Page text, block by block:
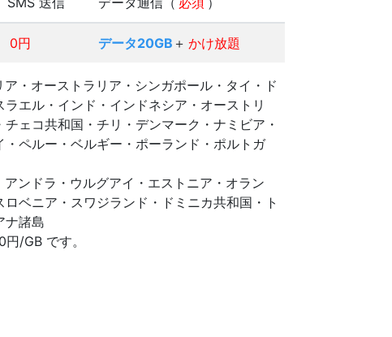
0円 データ20GB ＋ かけ放題
ア・オーストラリア・シンガポール・タイ・ド
エル・インド・インドネシア・オーストリ
ェコ共和国・チリ・デンマーク・ナミビア・
ペルー・ベルギー・ポーランド・ポルトガ
ンドラ・ウルグアイ・エストニア・オラン
ベニア・スワジランド・ドミニカ共和国・ト
ナ諸島
/GB です。